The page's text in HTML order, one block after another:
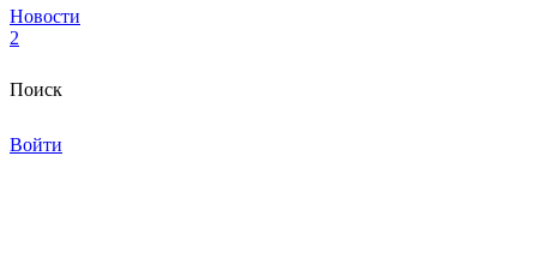
Новости
2
Поиск
Войти